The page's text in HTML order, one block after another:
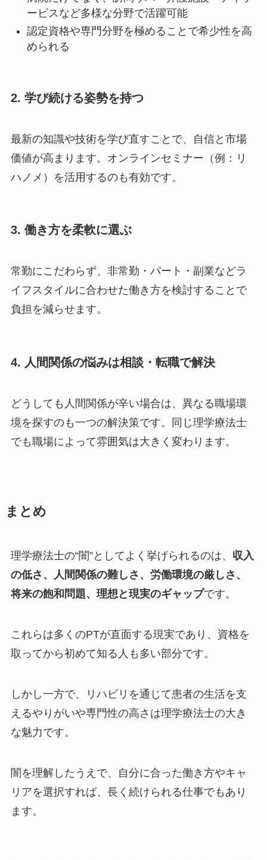
ービスなど多様な分野で活躍可能
認定資格や専門分野を極めることで希少性を高
められる
2. 学び続ける姿勢を持つ
最新の知識や技術を学び直すことで、自信と市場
価値が高まります。オンラインセミナー（例：リ
ハノメ）を活用するのも有効です。
3. 働き方を柔軟に選ぶ
常勤にこだわらず、非常勤・パート・副業などラ
イフスタイルに合わせた働き方を検討することで
負担を減らせます。
4. 人間関係の悩みは相談・転職で解決
どうしても人間関係が辛い場合は、異なる職場環
境を探すのも一つの解決策です。同じ理学療法士
でも職場によって雰囲気は大きく変わります。
まとめ
理学療法士の“闇”としてよく挙げられるのは、 収入
の低さ、人間関係の難しさ、労働環境の厳しさ、
将来の飽和問題、理想と現実のギャップです。
これらは多くのPTが直面する現実であり、資格を
取ってから初めて知る人も多い部分です。
しかし一方で、リハビリを通じて患者の生活を支
えるやりがいや専門性の高さは理学療法士の大き
な魅力です。
闇を理解したうえで、自分に合った働き方やキャ
リアを選択すれば、長く続けられる仕事でもあり
ます。